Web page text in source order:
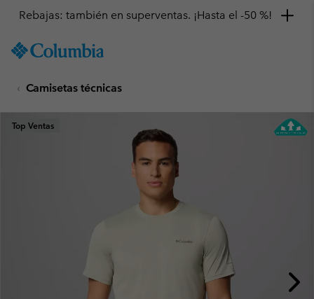
TO
SKIP
MAIN
NAV
Rebajas: también en superventas. ¡Hasta el -50 %!
Camisetas técnicas
Top Ventas